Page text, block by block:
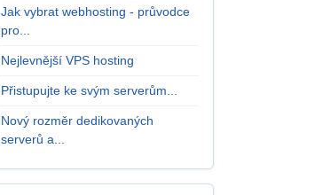
Jak vybrat webhosting - průvodce
pro...
Nejlevnější VPS hosting
Přistupujte ke svým serverům...
Nový rozměr dedikovaných
serverů a...